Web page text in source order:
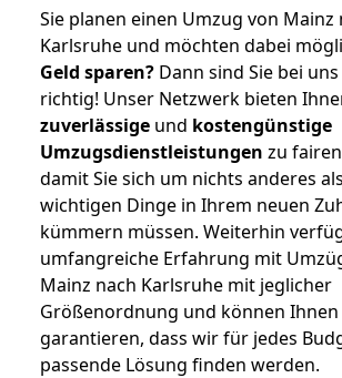
Sie planen einen Umzug von Mainz
Karlsruhe und möchten dabei
Geld sparen? Dann sind Sie bei
richtig! Unser Netzwerk bieten
zuverlässige und kostengünstige
Umzugsdienstleistungen zu
damit Sie sich um nichts anderes
wichtigen Dinge in Ihrem neuen
kümmern müssen. Weiterhin
umfangreiche Erfahrung mit
Mainz nach Karlsruhe mit jeglicher
Größenordnung und können
garantieren, dass wir für jedes
passende Lösung finden werden.